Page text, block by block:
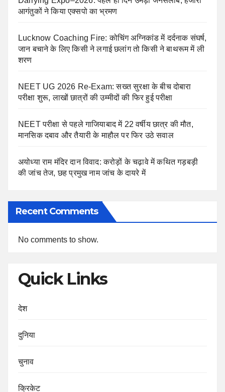
आगंतुकों ने किया एक्सपो का भ्रमण
Lucknow Coaching Fire: कोचिंग अग्निकांड में दर्दनाक संघर्ष,
जान बचाने के लिए किसी ने लगाई छलांग तो किसी ने बाथरूम में ली
शरण
NEET UG 2026 Re-Exam: सख्त सुरक्षा के बीच दोबारा
परीक्षा शुरू, लाखों छात्रों की उम्मीदों की फिर हुई परीक्षा
NEET परीक्षा से पहले गाजियाबाद में 22 वर्षीय छात्र की मौत,
मानसिक दबाव और तैयारी के माहौल पर फिर उठे सवाल
अयोध्या राम मंदिर दान विवाद: करोड़ों के चढ़ावे में कथित गड़बड़ी
की जांच तेज, छह प्रमुख नाम जांच के दायरे में
Recent Comments
No comments to show.
Quick Links
देश
दुनिया
चुनाव
क्रिकेट